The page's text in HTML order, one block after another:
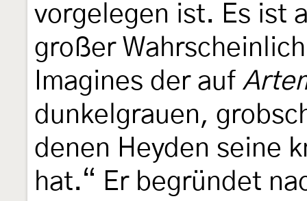
vorgelegen ist. Es ist
großer
Imagines der auf
dunkelgrauen,
denen Heyden seine
hat.“ Er begründet